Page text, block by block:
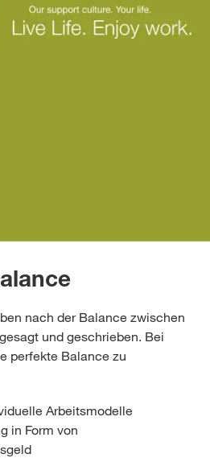
nach der Balance zwischen
und geschrieben. Bei
perfekte Balance zu
Arbeitsmodelle
in Form von